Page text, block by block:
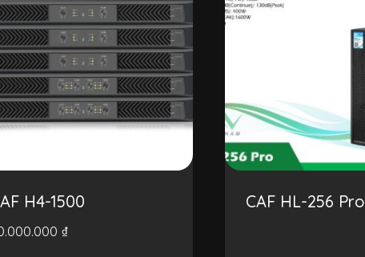
H4-1500
₫
CAF HL-256 Pro